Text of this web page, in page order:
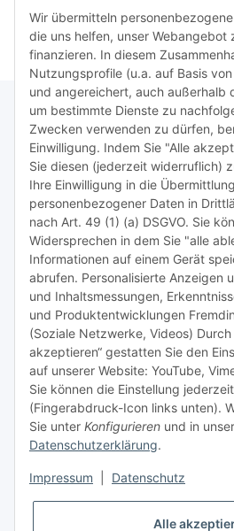
TiDis Lizenzsystem
Meist besuchte Seiten:
Tipps & Tricks rund um Sublimation
TiDis Videos auf Youtube
Nachfüllpreise für Druckerpatronen
Refillservice Patronen verpacken
TiDis Druckerwerkstatt
TiDis PC & Notebookwerkstatt
TiDis eScooter Werkstatt
GIC (German Ink Company)
Wir übermitteln
die uns helfen, unser Webangebot
finanzieren. In diesem
Nutzungsprofile (u.a. auf Basis
und angereichert, auch außerhalb
um bestimmte Dienste zu
Zwecken verwenden zu dürfen,
Einwilligung. Indem Sie "Alle
Sie diesen (jederzeit widerruflich)
Ihre Einwilligung in die
personenbezogener Daten in
nach Art. 49 (1) (a) DSGVO. Sie
Widersprechen in dem Sie "alle
Informationen auf einem Gerät
abrufen. Personalisierte Anzeigen
und Inhaltsmessungen,
und Produktentwicklungen
(Soziale Netzwerke, Videos) Durch
akzeptieren“ gestatten Sie den
auf unserer Website: YouTube,
Sie können die Einstellung
(Fingerabdruck-Icon links unten).
Sie unter Konfigurieren und in
Datenschutzerklärung.
Impressum Datenschutz
Alle